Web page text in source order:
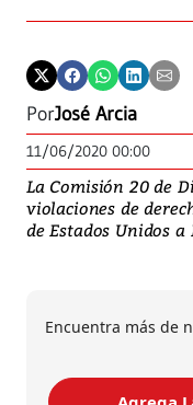
PorJosé Arcia
11/06/2020 00:00
La Comisión 20 de
violaciones de
de Estados Unidos
Encuentra más de